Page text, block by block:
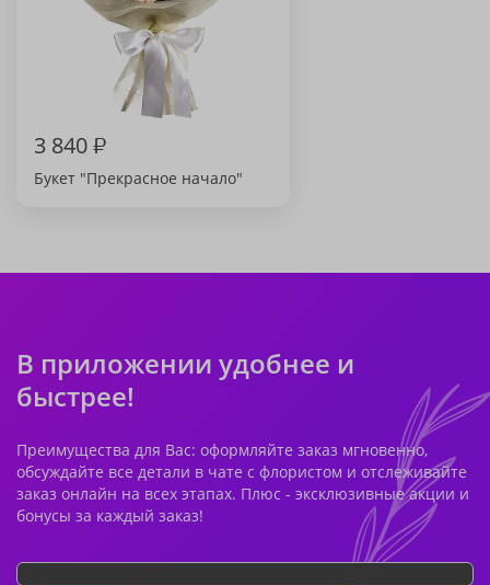
3 840₽
Букет "Прекрасное начало"
В приложении удобнее и
быстрее!
Преимущества для Вас: оформляйте заказ мгновенно,
обсуждайте все детали в чате с флористом и отслеживайте
заказ онлайн на всех этапах. Плюс - эксклюзивные акции и
бонусы за каждый заказ!